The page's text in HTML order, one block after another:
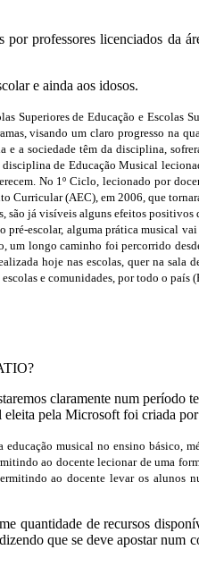
professores licenciados da
e ainda aos idosos.
Superiores de Educação e Escolas
visando um claro progresso na
e a sociedade têm da disciplina,
de Educação Musical
No 1º Ciclo, lecionado por
Curricular (AEC), em 2006, que
são já visíveis alguns efeitos
escolar, alguma prática musical
um longo caminho foi percorrido
hoje nas escolas, quer na sala
e comunidades, por todo o país
claramente num período
eleita pela Microsoft foi criada
musical no ensino básico,
ao docente lecionar de uma
ao docente levar os alunos
quantidade de recursos
que se deve apostar num